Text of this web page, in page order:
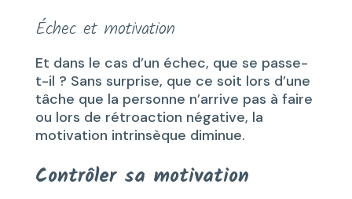
Échec et motivation
Et dans le cas d’un échec, que se passe-
t-il ? Sans surprise, que ce soit lors d’une
tâche que la personne n’arrive pas à faire
ou lors de rétroaction négative, la
motivation intrinsèque diminue.
Contrôler sa motivation